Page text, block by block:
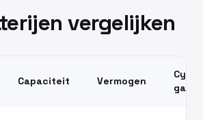
vergelijken
Capaciteit Vermogen
Cycli /